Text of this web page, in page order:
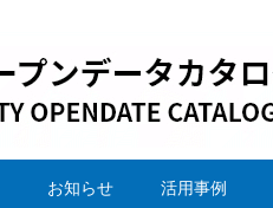
お知らせ 活用事例